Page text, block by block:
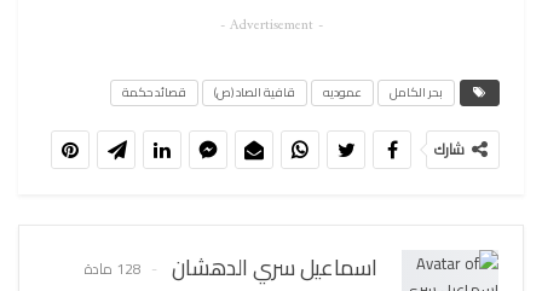
- Advertisement -
بحر الكامل عموديه قافية الصاد (ص) قصائد حكمة
شارك
اسماعيل سري الدهشان 128 مادة